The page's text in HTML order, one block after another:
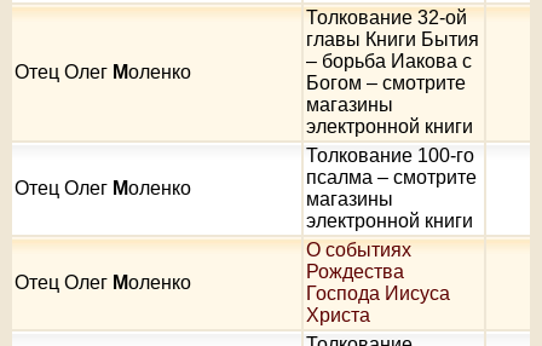
Отец Олег Моленко
Толкование 32-ой
главы Книги Бытия
– борьба Иакова с
Богом – смотрите
магазины
электронной книги
Отец Олег Моленко
Толкование 100-го
псалма – смотрите
магазины
электронной книги
Отец Олег Моленко
О событиях
Рождества
Господа Иисуса
Христа